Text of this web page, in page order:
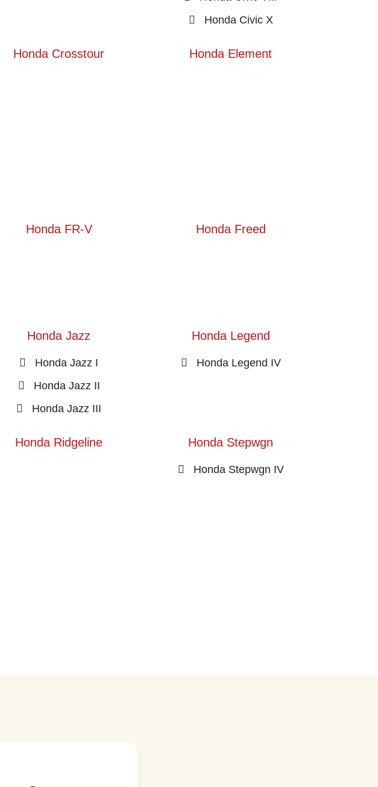
Honda Civic X
Honda Crosstour Honda Element
Honda FR-V Honda Freed
Honda Jazz
Honda Jazz I
Honda Jazz II
Honda Jazz III
Honda Legend
Honda Legend IV
Honda Ridgeline Honda Stepwgn
Honda Stepwgn IV